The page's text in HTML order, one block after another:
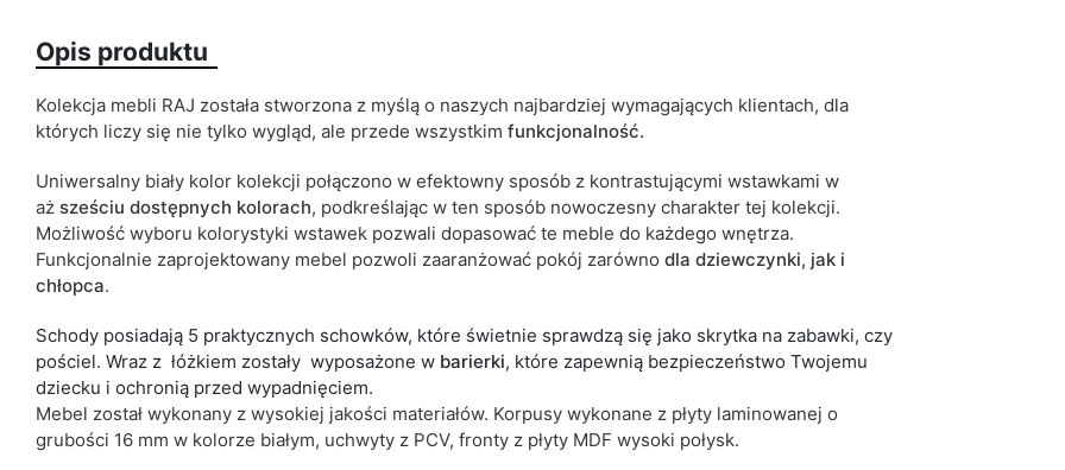
Kolorystyka
fiolet
różowy
Rodzaj łóżka dwuosobowe
Termin dostawy: 28 dni roboczych
cm.
Opis produktu
Kolekcja mebli RAJ została stworzona z myślą o naszych najbardziej wymagających klientach, dla
których liczy się nie tylko wygląd, ale przede wszystkim funkcjonalność.
Uniwersalny biały kolor kolekcji połączono w efektowny sposób z kontrastującymi wstawkami w
aż sześciu dostępnych kolorach, podkreślając w ten sposób nowoczesny charakter tej kolekcji.
Możliwość wyboru kolorystyki wstawek pozwali dopasować te meble do każdego wnętrza.
Funkcjonalnie zaprojektowany mebel pozwoli zaaranżować pokój zarówno dla dziewczynki, jak i
chłopca.
Schody posiadają 5 praktycznych schowków, które świetnie sprawdzą się jako skrytka na zabawki, czy
pościel. Wraz z łóżkiem zostały wyposażone w barierki, które zapewnią bezpieczeństwo Twojemu
dziecku i ochronią przed wypadnięciem.
Mebel został wykonany z wysokiej jakości materiałów. Korpusy wykonane z płyty laminowanej o
grubości 16 mm w kolorze białym, uchwyty z PCV, fronty z płyty MDF wysoki połysk.